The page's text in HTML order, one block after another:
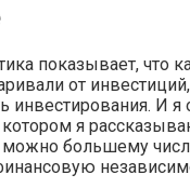
показывает, что
от
инвестирования. И я
я
можно большему